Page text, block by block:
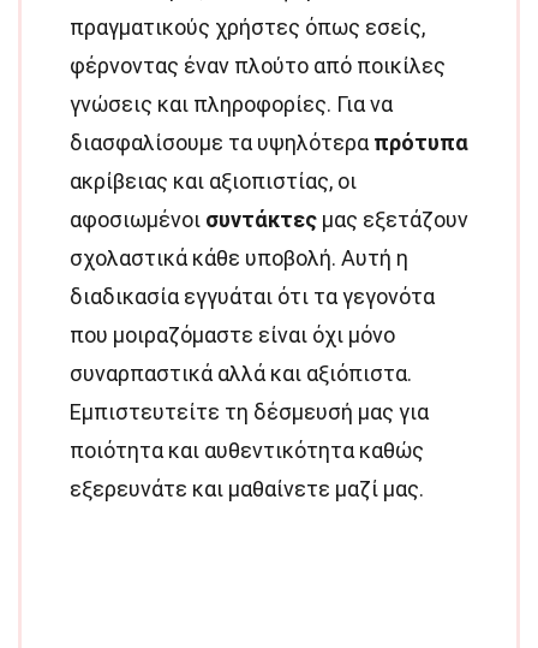
πραγματικούς χρήστες όπως εσείς,
φέρνοντας έναν πλούτο από ποικίλες
γνώσεις και πληροφορίες. Για να
διασφαλίσουμε τα υψηλότερα πρότυπα
ακρίβειας και αξιοπιστίας, οι
αφοσιωμένοι συντάκτες μας εξετάζουν
σχολαστικά κάθε υποβολή. Αυτή η
διαδικασία εγγυάται ότι τα γεγονότα
που μοιραζόμαστε είναι όχι μόνο
συναρπαστικά αλλά και αξιόπιστα.
Εμπιστευτείτε τη δέσμευσή μας για
ποιότητα και αυθεντικότητα καθώς
εξερευνάτε και μαθαίνετε μαζί μας.